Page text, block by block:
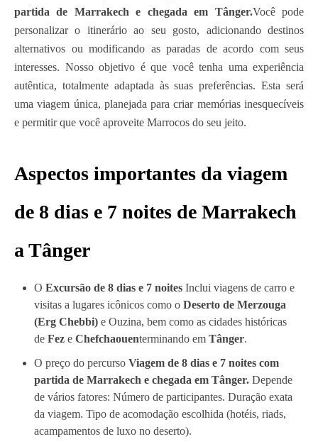
partida de Marrakech e chegada em Tânger.Você pode
personalizar o itinerário ao seu gosto, adicionando destinos
alternativos ou modificando as paradas de acordo com seus
interesses. Nosso objetivo é que você tenha uma experiência
autêntica, totalmente adaptada às suas preferências. Esta será
uma viagem única, planejada para criar memórias inesquecíveis
e permitir que você aproveite Marrocos do seu jeito.
Aspectos importantes da viagem
de 8 dias e 7 noites de Marrakech
a Tânger
O Excursão de 8 dias e 7 noites Inclui viagens de carro e
visitas a lugares icônicos como o Deserto de Merzouga
(Erg Chebbi) e Ouzina, bem como as cidades históricas
de Fez e Chefchaouenterminando em Tânger.
O preço do percurso Viagem de 8 dias e 7 noites com
partida de Marrakech e chegada em Tânger. Depende
de vários fatores: Número de participantes. Duração exata
da viagem. Tipo de acomodação escolhida (hotéis, riads,
acampamentos de luxo no deserto).